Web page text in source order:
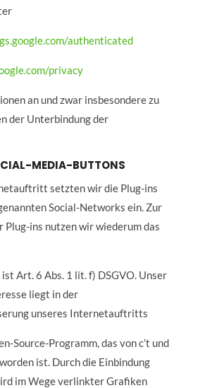
authenticated
privacy
an und zwar insbesondere zu
der Unterbindung der
MEDIA-BUTTONS
setzten wir die Plug-ins
Social-Networks ein. Zur
Plug-ins nutzen wir wiederum das
Art. 6 Abs. 1 lit. f) DSGVO. Unser
liegt in der
unseres Internetauftritts
Source-Programm, das von c’t und
ist. Durch die Einbindung
im Wege verlinkter Grafiken